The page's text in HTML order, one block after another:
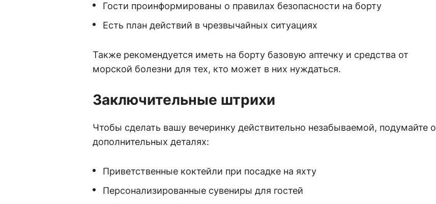
Гости проинформированы о правилах безопасности на борту
Есть план действий в чрезвычайных ситуациях
Также рекомендуется иметь на борту базовую аптечку и средства от
морской болезни для тех, кто может в них нуждаться.
Заключительные штрихи
Чтобы сделать вашу вечеринку действительно незабываемой, подумайте о
дополнительных деталях:
Приветственные коктейли при посадке на яхту
Персонализированные сувениры для гостей